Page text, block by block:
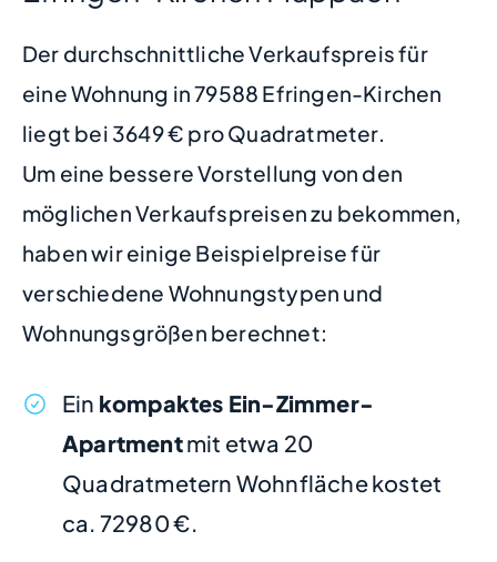
Der durchschnittliche Verkaufspreis für
eine Wohnung in 79588 Efringen-Kirchen
liegt bei 3649 € pro Quadratmeter.
Um eine bessere Vorstellung von den
möglichen Verkaufspreisen zu bekommen,
haben wir einige Beispielpreise für
verschiedene Wohnungstypen und
Wohnungsgrößen berechnet:
Ein kompaktes Ein-Zimmer-
Apartmentmit etwa 20
Quadratmetern Wohnfläche kostet
ca. 72980 €.